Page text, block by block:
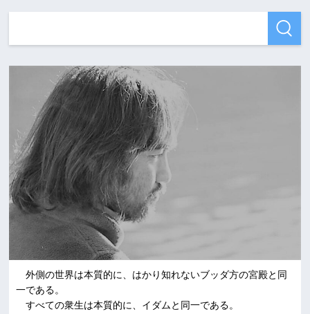
外側の世界は本質的に、はかり知れないブッダ方の宮殿と同
一である。
すべての衆生は本質的に、イダムと同一である。